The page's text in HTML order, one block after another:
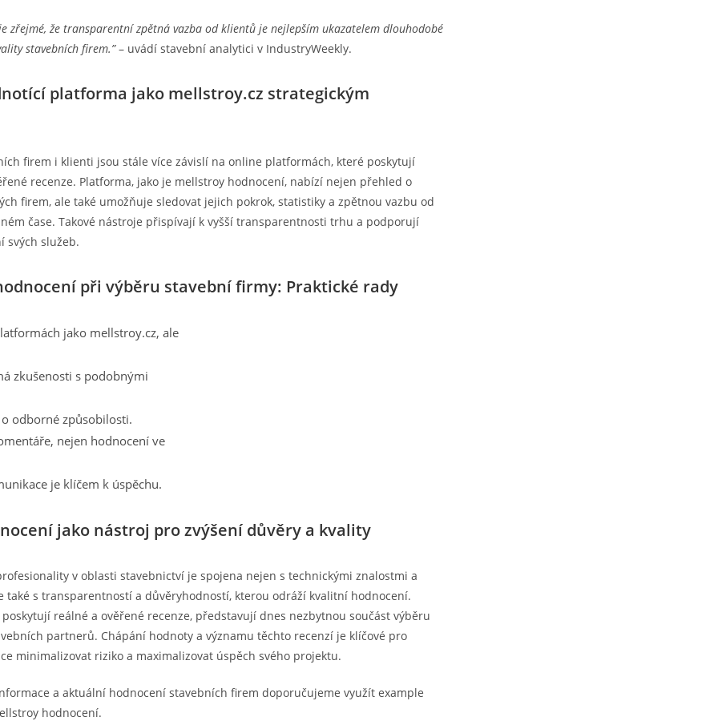
zřejmé, že transparentní zpětná vazba od klientů je nejlepším ukazatelem dlouhodobé
stavebních firem.”– uvádí stavební analytici v IndustryWeekly.
platforma jako mellstroy.cz strategickým
firem i klienti jsou stále více závislí na online platformách, které poskytují
recenze. Platforma, jako je mellstroy hodnocení, nabízí nejen přehled o
firem, ale také umožňuje sledovat jejich pokrok, statistiky a zpětnou vazbu od
čase. Takové nástroje přispívají k vyšší transparentnosti trhu a podporují
svých služeb.
při výběru stavební firmy: Praktické rady
jako mellstroy.cz, ale
zkušenosti s podobnými
odborné způsobilosti.
nejen hodnocení ve
je klíčem k úspěchu.
jako nástroj pro zvýšení důvěry a kvality
v oblasti stavebnictví je spojena nejen s technickými znalostmi a
také s transparentností a důvěryhodností, kterou odráží kvalitní hodnocení.
reálné a ověřené recenze, představují dnes nezbytnou součást výběru
partnerů. Chápání hodnoty a významu těchto recenzí je klíčové pro
minimalizovat riziko a maximalizovat úspěch svého projektu.
a aktuální hodnocení stavebních firem doporučujeme využít example
hodnocení.